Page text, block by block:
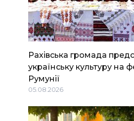
Рахівська громада
українську культуру на
Румунії
05.08.2026